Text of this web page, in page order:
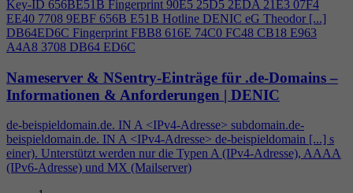
Key-ID 656BE51B Fingerprint 90E5 25D5 2EDA 21E3 07F4
EE40 7708 9EBF 656B E51B Hotline DENIC eG Theodor [...]
DB64ED6C Fingerprint FBB8 616E 74C0 FC48 CB18 E963
A4A8 3708 DB64 ED6C
Nameserver & NSentry-Einträge für .de-Domains –
Informationen & Anforderungen | DENIC
de-beispieldomain.de. IN A <IPv4-Adresse> subdomain.de-
beispieldomain.de. IN A <IPv4-Adresse> de-beispieldomain [...] s
einer). Unterstützt werden nur die Typen A (IPv4-Adresse), AAAA
(IPv6-Adresse) und MX (Mailserver)